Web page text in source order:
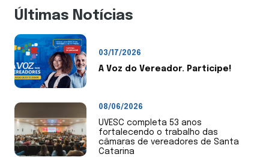
Últimas Notícias
03/17/2026
A Voz do Vereador. Participe!
08/06/2026
UVESC completa 53 anos
fortalecendo o trabalho das
câmaras de vereadores de Santa
Catarina